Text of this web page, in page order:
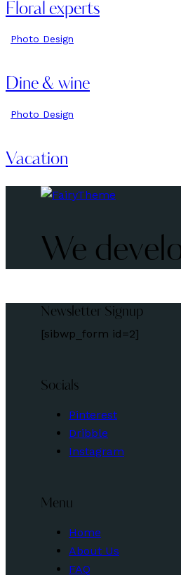
Floral experts
Photo Design
Dine & wine
Photo Design
Vacation
We
Newsletter Signup
[sibwp_form id=2]
Socials
Pinterest
Dribble
Instagram
Menu
Home
About Us
FAQ